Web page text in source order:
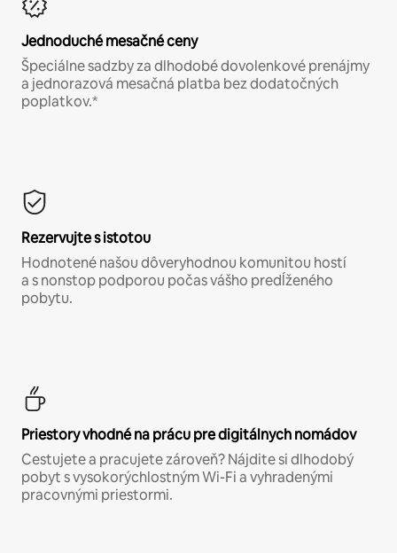
Jednoduché mesačné ceny
Špeciálne sadzby za dlhodobé dovolenkové prenájmy
a jednorazová mesačná platba bez dodatočných
poplatkov.*
Rezervujte s istotou
Hodnotené našou dôveryhodnou komunitou hostí
a s nonstop podporou počas vášho predĺženého
pobytu.
Priestory vhodné na prácu pre digitálnych nomádov
Cestujete a pracujete zároveň? Nájdite si dlhodobý
pobyt s vysokorýchlostným Wi-Fi a vyhradenými
pracovnými priestormi.